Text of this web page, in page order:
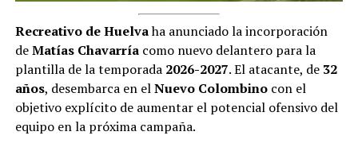
Recreativo de Huelvaha anunciado la incorporación
deMatías Chavarríacomo nuevo delantero para la
plantilla de la temporada 2026-2027. El atacante, de 32
años, desembarca en elNuevo Colombinocon el
objetivo explícito de aumentar el potencial ofensivo del
equipo en la próxima campaña.